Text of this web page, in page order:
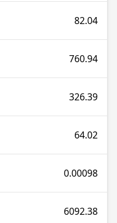
82.04
760.94
326.39
64.02
0.00098
6092.38